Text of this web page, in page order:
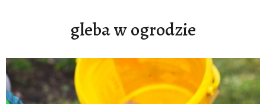
gleba w ogrodzie